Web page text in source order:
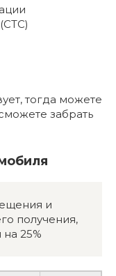
тогда можете
забрать
и
получения,
25%